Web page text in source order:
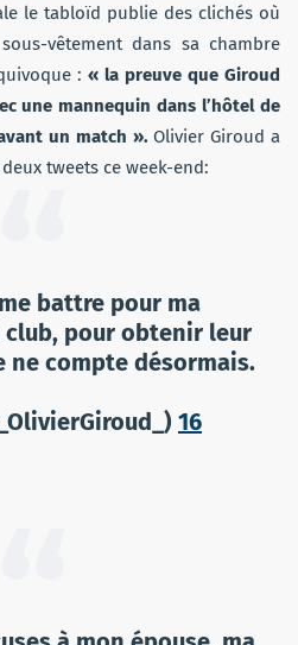
le tabloïd publie des clichés où
vêtement dans sa chambre
: « la preuve que Giroud
une mannequin dans l’hôtel de
un match ». Olivier Giroud a
tweets ce week-end:
battre pour ma
pour obtenir leur
ne compte désormais.
16